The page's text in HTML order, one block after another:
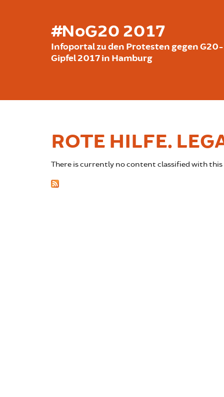
#NoG20 2017
Infoportal zu den Protesten gegen G20-
Gipfel 2017 in Hamburg
ROTE HILFE.
There is currently no content classified with